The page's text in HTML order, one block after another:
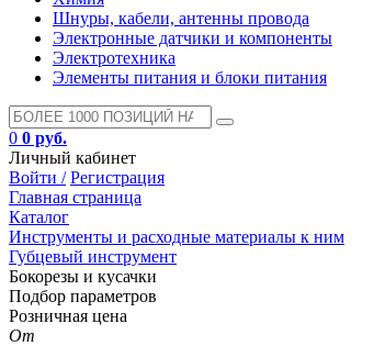
Шнуры, кабели, антенны провода
Электронные датчики и компоненты
Электротехника
Элементы питания и блоки питания
0 0 руб.
Личный кабинет
Войти / Регистрация
Главная страница
Каталог
Инструменты и расходные материалы к ним
Губцевый инструмент
Бокорезы и кусачки
Подбор параметров
Розничная цена
От